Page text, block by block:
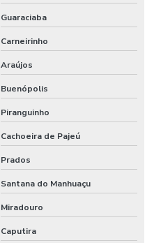
Guaraciaba
Carneirinho
Araújos
Buenópolis
Piranguinho
Cachoeira de Pajeú
Prados
Santana do Manhuaçu
Miradouro
Caputira